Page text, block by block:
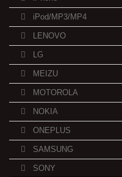
iPod/MP3/MP4
LENOVO
LG
MEIZU
MOTOROLA
NOKIA
ONEPLUS
SAMSUNG
SONY